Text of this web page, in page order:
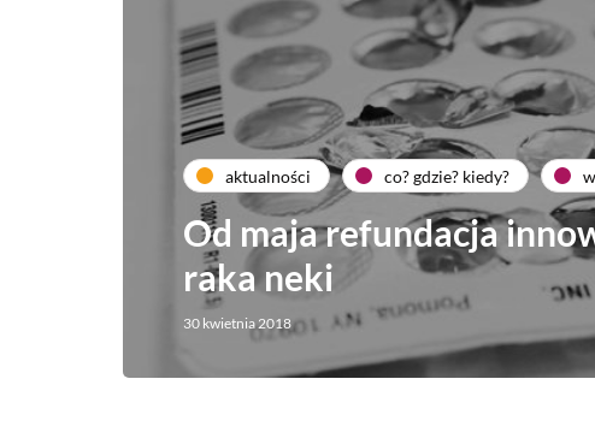
aktualności co? gdzie? kiedy?
Od maja refundacja
raka neki
30 kwietnia 2018